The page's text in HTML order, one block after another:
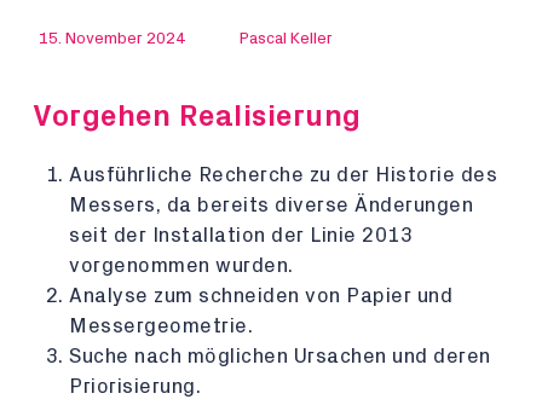
15. November 2024 Pascal Keller
Vorgehen Realisierung
Ausführliche Recherche zu der Historie des
Messers, da bereits diverse Änderungen
seit der Installation der Linie 2013
vorgenommen wurden.
Analyse zum schneiden von Papier und
Messergeometrie.
Suche nach möglichen Ursachen und deren
Priorisierung.